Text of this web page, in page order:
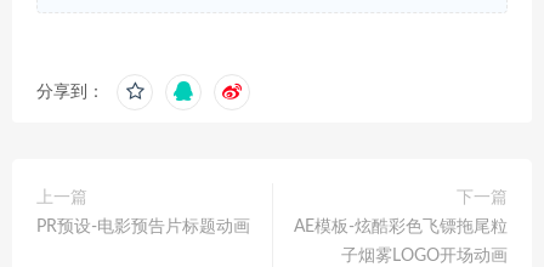
分享到：
上一篇
PR预设-电影预告片标题动画
下一篇
AE模板-炫酷彩色飞镖拖尾粒
子烟雾LOGO开场动画